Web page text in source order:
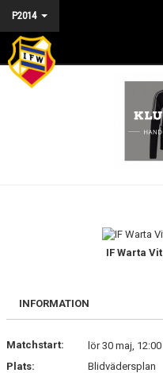
P2014
HEM - P2014
KONTAKT
IF Warta Vit
INFORMATION
Matchstart:
lör 30 maj, 12:00
Plats:
Blidvädersplan